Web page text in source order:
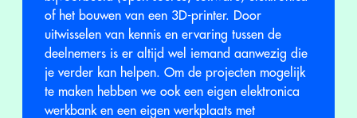
of het bouwen van een 3D-printer. Door
uitwisselen van kennis en ervaring tussen de
deelnemers is er altijd wel iemand aanwezig die
je verder kan helpen. Om de projecten mogelijk
te maken hebben we ook een eigen elektronica
werkbank en een eigen werkplaats met